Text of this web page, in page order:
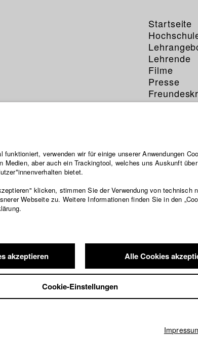
Startseite
Lehrende
Filme
Presse
Service
funktioniert, verwenden wir für einige unserer Anwendungen
Medien, aber auch ein Trackingtool, welches uns Auskunft
bietet.
klicken, stimmen Sie der Verwendung von technisch
Webseite zu. Weitere Informationen finden Sie in den
akzeptieren Alle Cookies
Cookie-Einstellungen